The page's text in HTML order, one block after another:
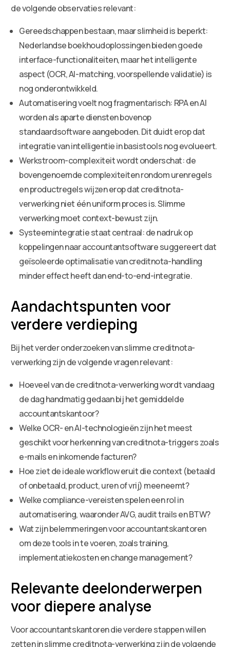
de volgende observaties relevant:
Gereedschappen bestaan, maar slimheid is beperkt:
Nederlandse boekhoudoplossingen bieden goede
interface-functionaliteiten, maar het intelligente
aspect (OCR, AI-matching, voorspellende validatie) is
nog onderontwikkeld.
Automatisering voelt nog fragmentarisch: RPA en AI
worden als aparte diensten bovenop
standaardsoftware aangeboden. Dit duidt erop dat
integratie van intelligentie in basistools nog evolueert.
Werkstroom-complexiteit wordt onderschat: de
bovengenoemde complexiteiten rondom urenregels
en productregels wijzen erop dat creditnota-
verwerking niet één uniform proces is. Slimme
verwerking moet context-bewust zijn.
Systeemintegratie staat centraal: de nadruk op
koppelingen naar accountantsoftware suggereert dat
geïsoleerde optimalisatie van creditnota-handling
minder effect heeft dan end-to-end-integratie.
Aandachtspunten voor
verdere verdieping
Bij het verder onderzoeken van slimme creditnota-
verwerking zijn de volgende vragen relevant:
Hoeveel van de creditnota-verwerking wordt vandaag
de dag handmatig gedaan bij het gemiddelde
accountantskantoor?
Welke OCR- en AI-technologieën zijn het meest
geschikt voor herkenning van creditnota-triggers zoals
e-mails en inkomende facturen?
Hoe ziet de ideale workflow eruit die context (betaald
of onbetaald, product, uren of vrij) meeneemt?
Welke compliance-vereisten spelen een rol in
automatisering, waaronder AVG, audit trails en BTW?
Wat zijn belemmeringen voor accountantskantoren
om deze tools in te voeren, zoals training,
implementatiekosten en change management?
Relevante deelonderwerpen
voor diepere analyse
Voor accountantskantoren die verdere stappen willen
zetten in slimme creditnota-verwerking zijn de volgende